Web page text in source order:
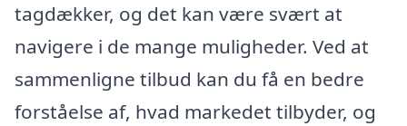
tagdækker, og det kan være svært at
navigere i de mange muligheder. Ved at
sammenligne tilbud kan du få en bedre
forståelse af, hvad markedet tilbyder, og